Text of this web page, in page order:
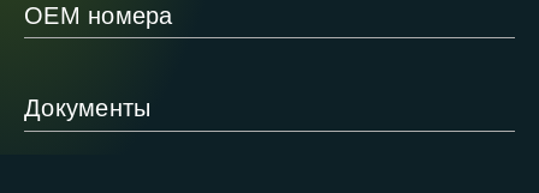
ОЕМ номера
Документы